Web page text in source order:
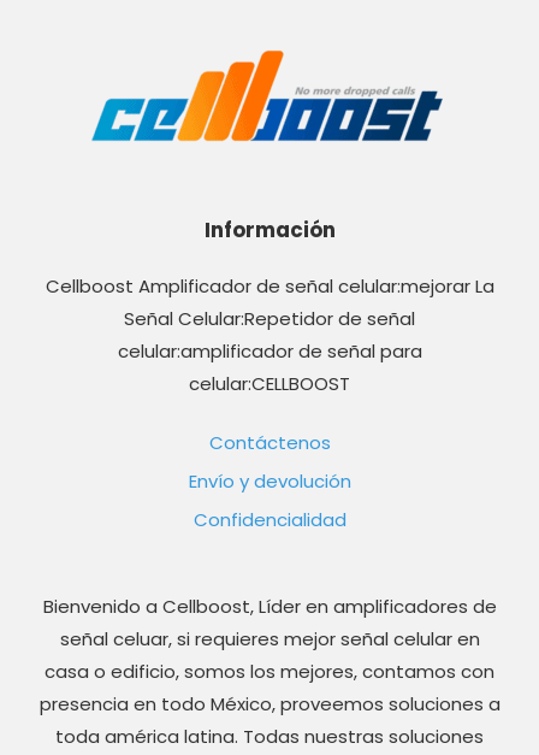
Información
Cellboost Amplificador de señal celular:mejorar La
Señal Celular:Repetidor de señal
celular:amplificador de señal para
celular:CELLBOOST
Contáctenos
Envío y devolución
Confidencialidad
Bienvenido a Cellboost, Líder en amplificadores de
señal celuar, si requieres mejor señal celular en
casa o edificio, somos los mejores, contamos con
presencia en todo México, proveemos soluciones a
toda américa latina. Todas nuestras soluciones